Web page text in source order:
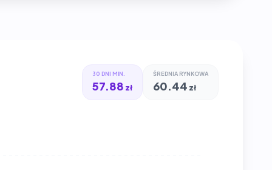
30 DNI MIN.
57.88 zł
ŚREDNIA RYNKOWA
60.44 zł